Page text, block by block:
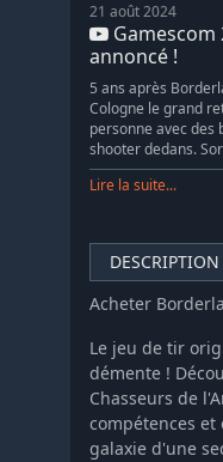
21 août 2024
Gamescom
annoncé !
5 ans après
Cologne le grand
personne avec des
shooter dedans.
Lire la suite...
DESCRIPTION
Acheter
Le jeu de tir
démente !
Chasseurs de
compétences et
galaxie d'une